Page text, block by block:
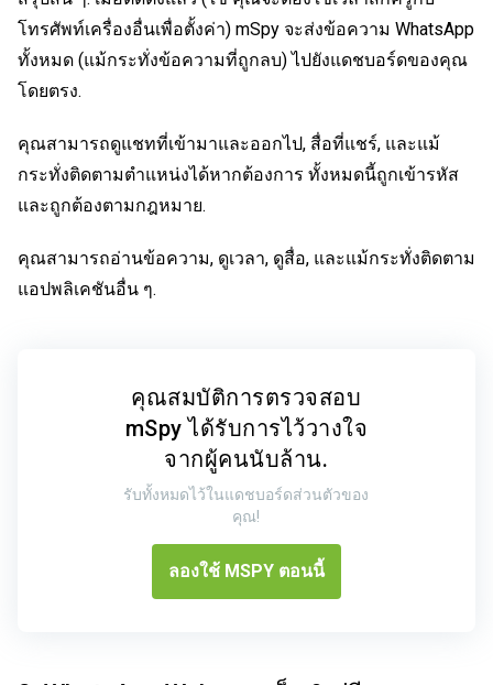
โทรศัพท์เครื่องอื่นเพื่อตั้งค่า) mSpy จะส่งข้อความ WhatsApp
ทั้งหมด (แม้กระทั่งข้อความที่ถูกลบ) ไปยังแดชบอร์ดของคุณ
โดยตรง.
คุณสามารถดูแชทที่เข้ามาและออกไป, สื่อที่แชร์, และแม้
กระทั่งติดตามตำแหน่งได้หากต้องการ ทั้งหมดนี้ถูกเข้ารหัส
และถูกต้องตามกฎหมาย.
คุณสามารถอ่านข้อความ, ดูเวลา, ดูสื่อ, และแม้กระทั่งติดตาม
แอปพลิเคชันอื่น ๆ.
คุณสมบัติการตรวจสอบ
mSpy ได้รับการไว้วางใจ
จากผู้คนนับล้าน.
รับทั้งหมดไว้ในแดชบอร์ดส่วนตัวของ
คุณ!
ลองใช้ MSPY ตอนนี้